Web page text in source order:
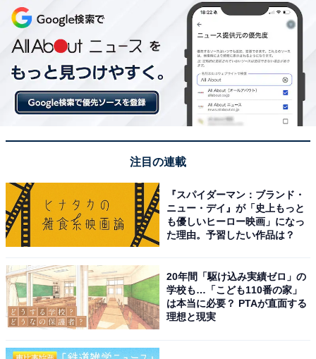
注目の連載
『スパイダーマン：ブランド・
ニュー・デイ』が「史上もっと
も優しいヒーロー映画」になっ
た理由。予習したい作品は？
20年間「駆け込み実績ゼロ」の
学校も…「こども110番の家」
は本当に必要？ PTAが直面する
理想と現実